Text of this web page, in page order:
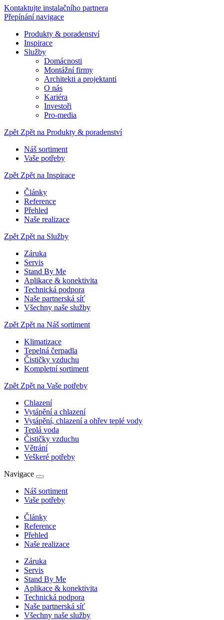
Kontaktujte instalačního partnera
Přepínání navigace
Produkty & poradenství
Inspirace
Služby
Domácnosti
Montážní firmy
Architekti a projektanti
O nás
Kariéra
Investoři
Pro-media
Zpět Zpět na Produkty & poradenství
Náš sortiment
Vaše potřeby
Zpět Zpět na Inspirace
Články
Reference
Přehled
Naše realizace
Zpět Zpět na Služby
Záruka
Servis
Stand By Me
Aplikace & konektivita
Technická podpora
Naše partnerská síť
Všechny naše služby
Zpět Zpět na Náš sortiment
Klimatizace
Tepelná čerpadla
Čističky vzduchu
Kompletní sortiment
Zpět Zpět na Vaše potřeby
Chlazení
Vytápění a chlazení
Vytápění, chlazení a ohřev teplé vody
Teplá voda
Čističky vzduchu
Větrání
Veškeré potřeby
Navigace
Náš sortiment
Vaše potřeby
Články
Reference
Přehled
Naše realizace
Záruka
Servis
Stand By Me
Aplikace & konektivita
Technická podpora
Naše partnerská síť
Všechny naše služby